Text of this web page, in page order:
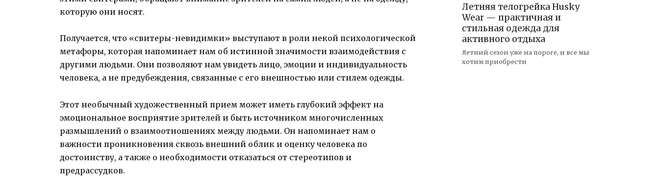
которую они носят.
Получается, что «свитеры-невидимки» выступают в роли некой психологической
метафоры, которая напоминает нам об истинной значимости взаимодействия с
другими людьми. Они позволяют нам увидеть лицо, эмоции и индивидуальность
человека, а не предубеждения, связанные с его внешностью или стилем одежды.
Этот необычный художественный прием может иметь глубокий эффект на
эмоциональное восприятие зрителей и быть источником многочисленных
размышлений о взаимоотношениях между людьми. Он напоминает нам о
важности проникновения сквозь внешний облик и оценку человека по
достоинству, а также о необходимости отказаться от стереотипов и
предрассудков.
Летняя телогрейка Husky
Wear — практичная и
стильная одежда для
активного отдыха
Летний сезон уже на пороге, и все мы
хотим приобрести